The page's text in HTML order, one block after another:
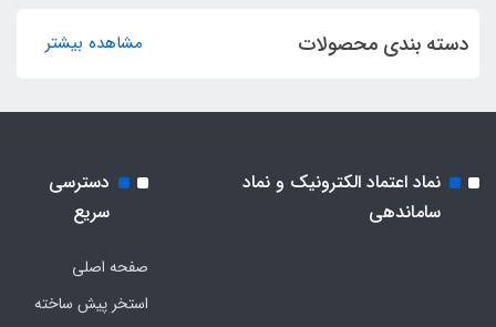
دسته بندی محصولات مشاهده بیشتر
نماد اعتماد الکترونیک و نماد
ساماندهی
دسترسی
سریع
صفحه اصلی
استخر پیش ساخته